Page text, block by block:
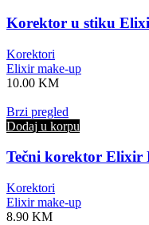
Korektor u stiku
Korektori
Elixir make-up
10.00 KM
Brzi pregled
Dodaj u korpu
Tečni korektor Elixir
Korektori
Elixir make-up
8.90 KM